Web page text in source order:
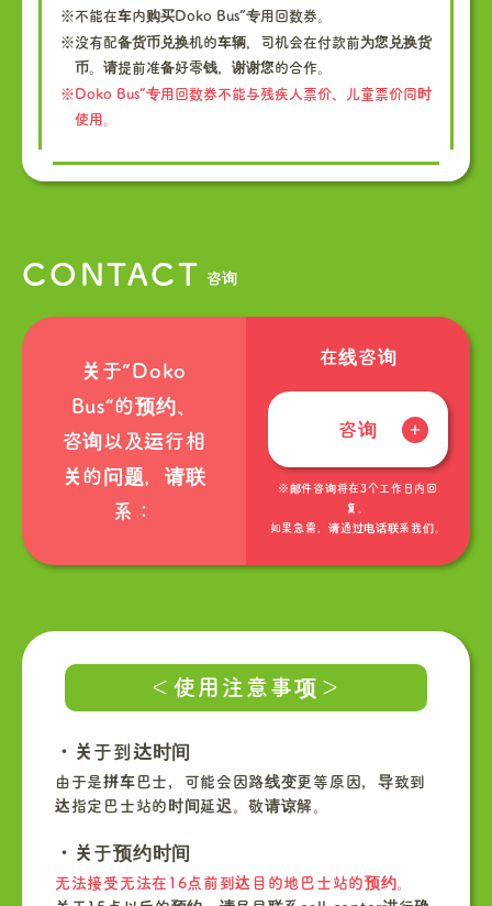
※不能在车内购买Doko Bus”专用回数券。
※没有配备货币兑换机的车辆，司机会在付款前为您兑换货
币。请提前准备好零钱，谢谢您的合作。
※Doko Bus”专用回数券不能与残疾人票价、儿童票价同时
使用。
CONTACT 咨询
关于“Doko
Bus“的预约、
咨询以及运行相
关的问题，请联
系：
在线咨询
咨询
※邮件咨询将在3个工作日内回
复。
如果急需，请通过电话联系我们。
＜使用注意事项＞
・关于到达时间
由于是拼车巴士，可能会因路线变更等原因，导致到
达指定巴士站的时间延迟。敬请谅解。
・关于预约时间
无法接受无法在16点前到达目的地巴士站的预约。